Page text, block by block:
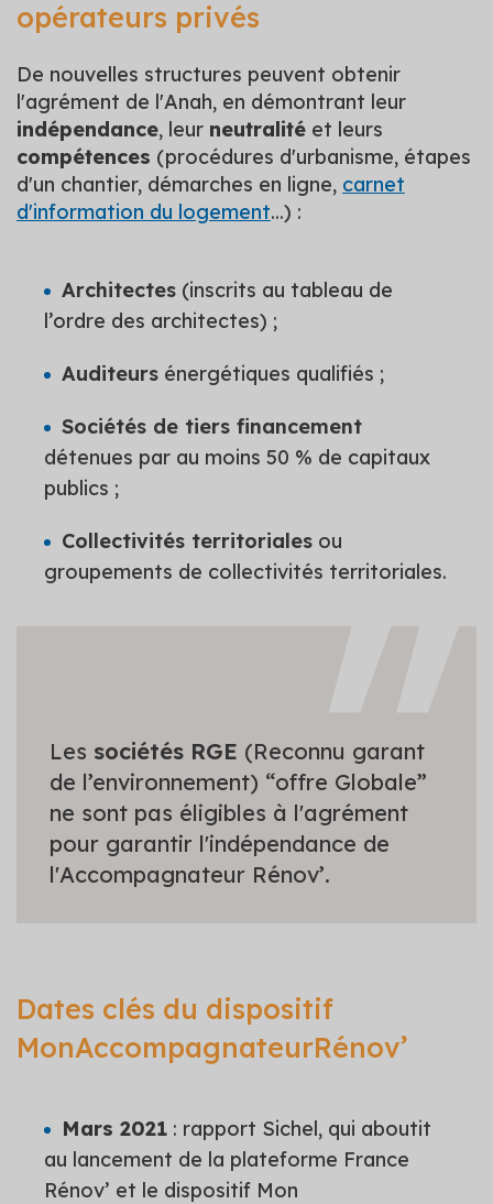
opérateurs privés
De nouvelles structures peuvent obtenir
l'agrément de l'Anah, en démontrant leur
indépendance, leur neutralité et leurs
compétences (procédures d'urbanisme, étapes
d'un chantier, démarches en ligne, carnet
d'information du logement...) :
Architectes (inscrits au tableau de
l’ordre des architectes) ;
Auditeurs énergétiques qualifiés ;
Sociétés de tiers financement
détenues par au moins 50 % de capitaux
publics ;
Collectivités territoriales ou
groupements de collectivités territoriales.
Les sociétés RGE (Reconnu garant
de l’environnement) “offre Globale”
ne sont pas éligibles à l'agrément
pour garantir l'indépendance de
l'Accompagnateur Rénov’.
Dates clés du dispositif
MonAccompagnateurRénov’
Mars 2021 : rapport Sichel, qui aboutit
au lancement de la plateforme France
Rénov’ et le dispositif Mon